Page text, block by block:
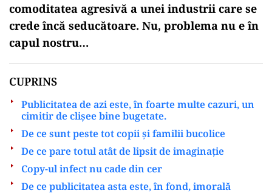
comoditatea agresivă a unei industrii care se
crede încă seducătoare. Nu, problema nu e în
capul nostru…
CUPRINS
Publicitatea de azi este, în foarte multe cazuri, un
cimitir de clișee bine bugetate.
De ce sunt peste tot copii și familii bucolice
De ce pare totul atât de lipsit de imaginație
Copy-ul infect nu cade din cer
De ce publicitatea asta este, în fond, imorală